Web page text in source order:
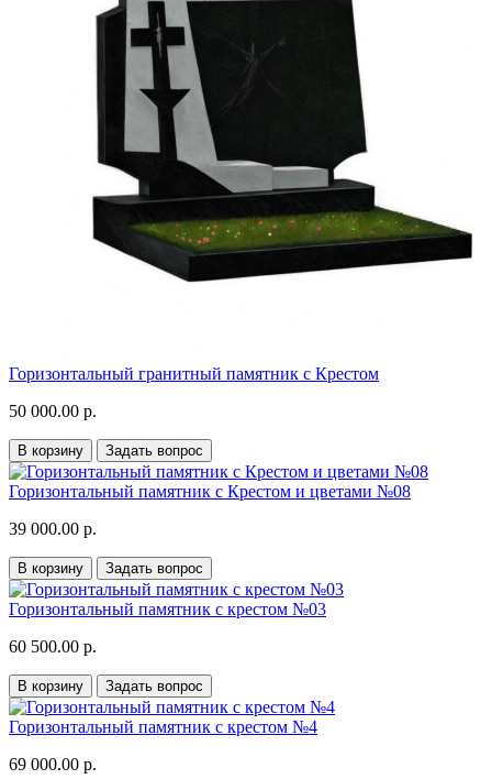
Горизонтальный гранитный памятник с Крестом
50 000.00 р.
В корзину Задать вопрос
Горизонтальный памятник с Крестом и цветами №08
39 000.00 р.
В корзину Задать вопрос
Горизонтальный памятник с крестом №03
60 500.00 р.
В корзину Задать вопрос
Горизонтальный памятник с крестом №4
69 000.00 р.